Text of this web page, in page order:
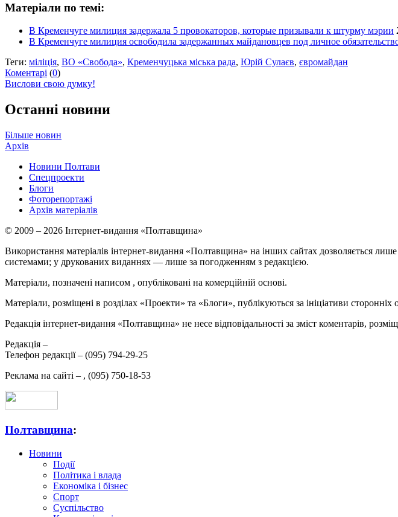
Матеріали по темі:
В Кременчуге милиция задержала 5 провокаторов, которые призывали к штурму мэрии
В Кременчуге милиция освободила задержанных майдановцев под личное
Теги: міліція, ВО «Свобода», Кременчуцька міська рада, Юрій Сулаєв, євромайдан
Коментарі (0)
Вислови свою думку!
Останні новини
Більше новин
Архів
Новини Полтави
Спецпроекти
Блоги
Фоторепортажі
Архів матеріалів
© 2009 – 2026 Інтернет-видання «Полтавщина»
Використання матеріалів інтернет-видання «Полтавщина» на інших сайтах дозволяється лише
системами; у друкованих виданнях — лише за погодженням з редакцією.
Матеріали, позначені написом , опубліковані на комерційній основі.
Матеріали, розміщені в розділах «Проекти» та «Блоги», публікуються за ініціативи сторонніх
Редакція інтернет-видання «Полтавщина» не несе відповідальності за зміст коментарів,
Редакція –
Телефон редакції – (095) 794-29-25
Реклама на сайті – , (095) 750-18-53
Полтавщина:
Новини
Події
Політика і влада
Економіка і бізнес
Спорт
Суспільство